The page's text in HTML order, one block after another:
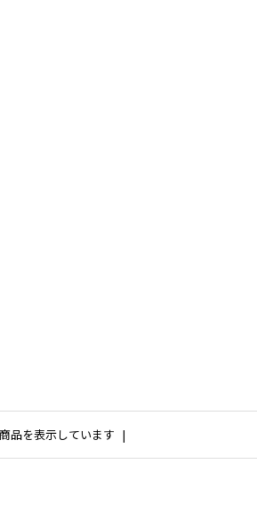
品を表示しています